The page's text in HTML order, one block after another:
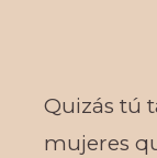
Quizás tú
mujeres